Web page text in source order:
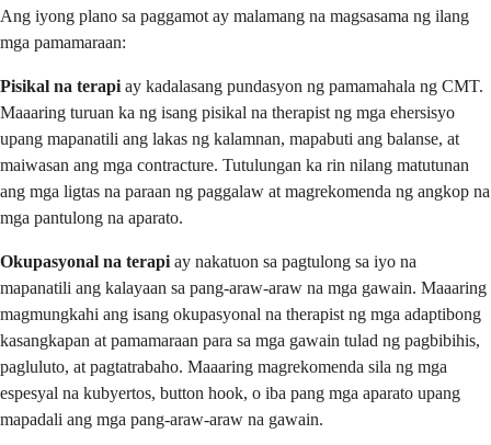
Ang iyong plano sa paggamot ay malamang na magsasama ng ilang
mga pamamaraan:
Pisikal na terapi ay kadalasang pundasyon ng pamamahala ng CMT.
Maaaring turuan ka ng isang pisikal na therapist ng mga ehersisyo
upang mapanatili ang lakas ng kalamnan, mapabuti ang balanse, at
maiwasan ang mga contracture. Tutulungan ka rin nilang matutunan
ang mga ligtas na paraan ng paggalaw at magrekomenda ng angkop na
mga pantulong na aparato.
Okupasyonal na terapi ay nakatuon sa pagtulong sa iyo na
mapanatili ang kalayaan sa pang-araw-araw na mga gawain. Maaaring
magmungkahi ang isang okupasyonal na therapist ng mga adaptibong
kasangkapan at pamamaraan para sa mga gawain tulad ng pagbibihis,
pagluluto, at pagtatrabaho. Maaaring magrekomenda sila ng mga
espesyal na kubyertos, button hook, o iba pang mga aparato upang
mapadali ang mga pang-araw-araw na gawain.